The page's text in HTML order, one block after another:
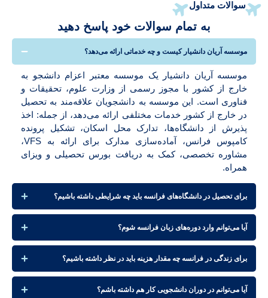
سوالات متداول
به تمام سوالات خود پاسخ دهید
موسسه آریان دانشیار کیست و چه خدماتی ارائه می‌دهد؟
موسسه آریان دانشیار یک موسسه معتبر اعزام دانشجو به
خارج از کشور با مجوز رسمی از وزارت علوم، تحقیقات و
فناوری است. این موسسه به دانشجویان علاقه‌مند به تحصیل
در خارج از کشور خدمات مختلفی ارائه می‌دهد، از جمله: اخذ
پذیرش از دانشگاه‌ها، تدارک محل اسکان، تشکیل پرونده
کامپوس فرانس، آماده‌سازی مدارک برای ارائه به VFS،
مشاوره تخصصی، کمک به دریافت بورس تحصیلی و ویزای
همراه.
برای تحصیل در دانشگاه‌های فرانسه باید چه شرایطی داشته باشیم؟
آیا می‌توانم وارد دوره‌های زبان فرانسه شوم؟
برای زندگی در فرانسه چه مقدار هزینه باید در نظر داشته باشیم؟
آیا می‌توانم در دوران دانشجویی کار هم داشته باشم؟